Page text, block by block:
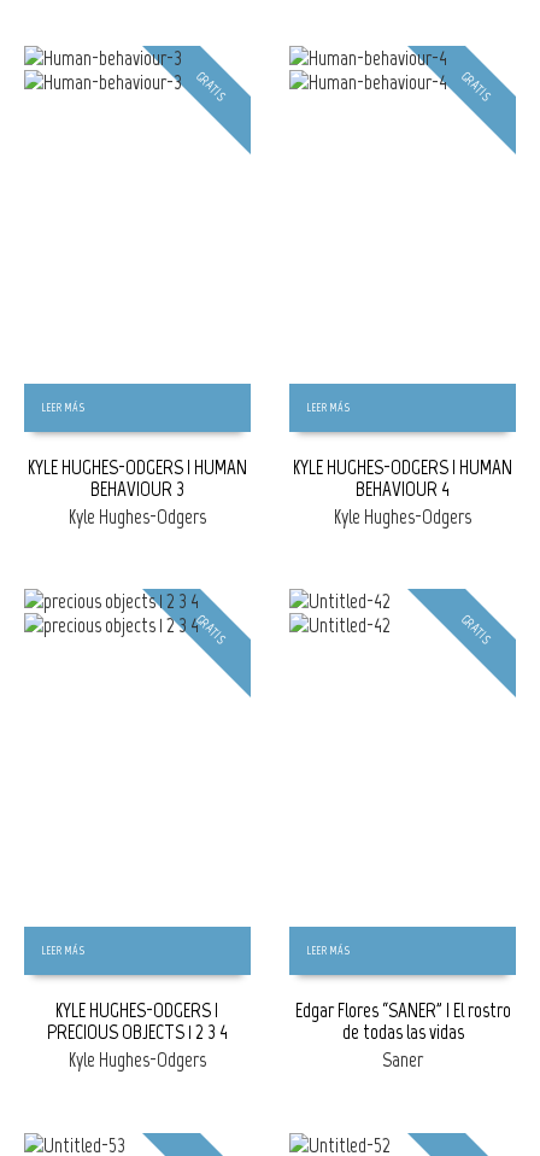
GRATIS
LEER MÁS
KYLE HUGHES-ODGERS | HUMAN
BEHAVIOUR 3
Kyle Hughes-Odgers
GRATIS
LEER MÁS
KYLE HUGHES-ODGERS | HUMAN
BEHAVIOUR 4
Kyle Hughes-Odgers
GRATIS
LEER MÁS
KYLE HUGHES-ODGERS |
PRECIOUS OBJECTS 1_2_3_4
Kyle Hughes-Odgers
GRATIS
LEER MÁS
Edgar Flores “SANER” | El rostro
de todas las vidas
Saner